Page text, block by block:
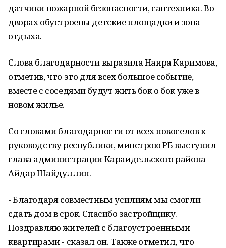
датчики пожарной безопасности, сантехника. Во
дворах обустроены детские площадки и зона
отдыха.
Слова благодарности выразила Наира Каримова,
отметив, что это для всех большое событие,
вместе с соседями будут жить бок о бок уже в
новом жилье.
Со словами благодарности от всех новоселов к
руководству республики, минстрою РБ выступил
глава администрации Караидельского района
Айдар Шайдуллин.
- Благодаря совместным усилиям мы смогли
сдать дом в срок. Спасибо застройщику.
Поздравляю жителей с благоустроенными
квартирами - сказал он. Также отметил, что